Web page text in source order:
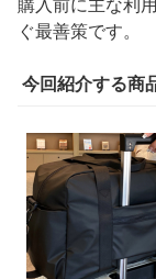
ぐ最善策です。
今回紹介する商